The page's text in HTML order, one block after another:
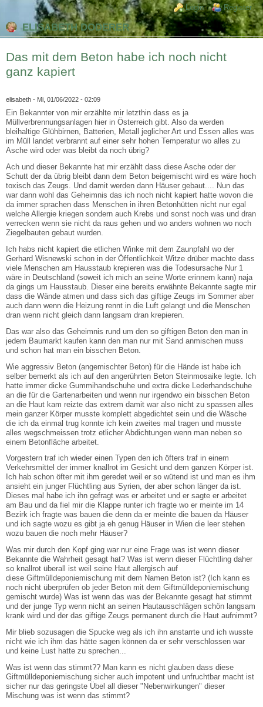
Login links
Login Register
ELISABETH DODERER
Das mit dem Beton habe ich noch nicht
ganz kapiert
elisabeth - Mi, 01/06/2022 - 02:09
Ein Bekannter von mir erzählte mir letzthin dass es ja
Müllverbrennungsanlagen hier in Österreich gibt. Also da werden
bleihaltige Glühbirnen, Batterien, Metall jeglicher Art und Essen alles was
im Müll landet verbrannt auf einer sehr hohen Temperatur wo alles zu
Asche wird oder was bleibt da noch übrig?
Ach und dieser Bekannte hat mir erzählt dass diese Asche oder der
Schutt der da übrig bleibt dann dem Beton beigemischt wird es wäre hoch
toxisch das Zeugs. Und damit werden dann Häuser gebaut.... Nun das
war dann wohl das Geheimnis das ich noch nicht kapiert hatte wovon die
da immer sprachen dass Menschen in ihren Betonhütten nicht nur egal
welche Allergie kriegen sondern auch Krebs und sonst noch was und dran
verrecken wenn sie nicht da raus gehen und wo anders wohnen wo noch
Ziegelbauten gebaut wurden.
Ich habs nicht kapiert die etlichen Winke mit dem Zaunpfahl wo der
Gerhard Wisnewski schon in der Öffentlichkeit Witze drüber machte dass
viele Menschen am Hausstaub krepieren was die Todesursache Nur 1
wäre in Deutschland (soweit ich mich an seine Worte erinnern kann) naja
da gings um Hausstaub. Dieser eine bereits erwähnte Bekannte sagte mir
dass die Wände atmen und dass sich das giftige Zeugs im Sommer aber
auch dann wenn die Heizung rennt in die Luft gelangt und die Menschen
dran wenn nicht gleich dann langsam dran krepieren.
Das war also das Geheimnis rund um den so giftigen Beton den man in
jedem Baumarkt kaufen kann den man nur mit Sand anmischen muss
und schon hat man ein bisschen Beton.
Wie aggressiv Beton (angemischter Beton) für die Hände ist habe ich
selber bemerkt als ich auf den angerührten Beton Steinmosaike legte. Ich
hatte immer dicke Gummihandschuhe und extra dicke Lederhandschuhe
an die für die Gartenarbeiten und wenn nur irgendwo ein bisschen Beton
an die Haut kam reizte das extrem damit war also nicht zu spassen alles
mein ganzer Körper musste komplett abgedichtet sein und die Wäsche
die ich da einmal trug konnte ich kein zweites mal tragen und musste
alles wegschmeissen trotz etlicher Abdichtungen wenn man neben so
einem Betonfläche arbeitet.
Vorgestern traf ich wieder einen Typen den ich öfters traf in einem
Verkehrsmittel der immer knallrot im Gesicht und dem ganzen Körper ist.
Ich hab schon öfter mit ihm geredet weil er so wütend ist und man es ihm
ansieht ein junger Flüchtling aus Syrien, der aber schon länger da ist.
Dieses mal habe ich ihn gefragt was er arbeitet und er sagte er arbeitet
am Bau und da fiel mir die Klappe runter ich fragte wo er meinte im 14
Bezirk ich fragte was bauen die denn da er meinte die bauen da Häuser
und ich sagte wozu es gibt ja eh genug Häuser in Wien die leer stehen
wozu bauen die noch mehr Häuser?
Was mir durch den Kopf ging war nur eine Frage was ist wenn dieser
Bekannte die Wahrheit gesagt hat? Was ist wenn dieser Flüchtling daher
so knallrot überall ist weil seine Haut allergisch auf
diese Giftmülldeponiemischung mit dem Namen Beton ist? (Ich kann es
noch nicht überprüfen ob jeder Beton mit dem Giftmülldeponiemischung
gemischt wurde) Was ist wenn das was der Bekannte gesagt hat stimmt
und der junge Typ wenn nicht an seinen Hautausschlägen schön langsam
krank wird und der das giftige Zeugs permanent durch die Haut aufnimmt?
Mir blieb sozusagen die Spucke weg als ich ihn anstarrte und ich wusste
nicht wie ich ihm das hätte sagen können da er sehr verschlossen war
und keine Lust hatte zu sprechen...
Was ist wenn das stimmt?? Man kann es nicht glauben dass diese
Giftmülldeponiemischung sicher auch impotent und unfruchtbar macht ist
sicher nur das geringste Übel all dieser "Nebenwirkungen" dieser
Mischung was ist wenn das stimmt?